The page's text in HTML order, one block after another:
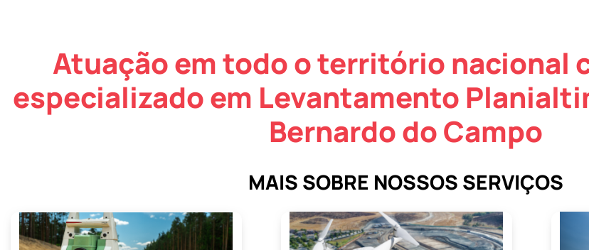
Atuação em todo o território nacional
especializado em Levantamento
Bernardo do Campo
MAIS SOBRE NOSSOS SERVIÇOS